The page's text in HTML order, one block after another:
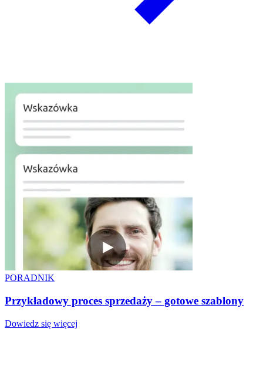
PORADNIK
Przykładowy proces sprzedaży – gotowe szablony
Dowiedz się więcej